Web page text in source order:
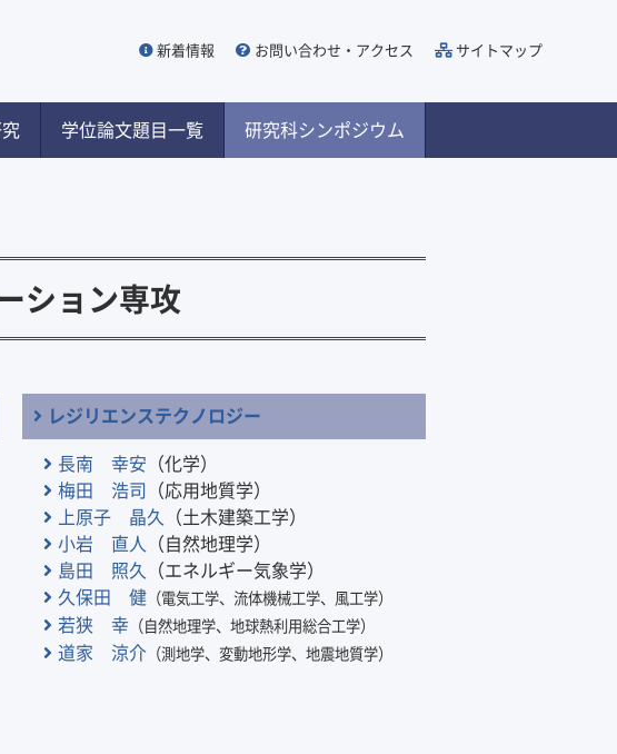
新着情報 お問い合わせ・アクセス サイトマップ
学位論文題目一覧 研究科シンポジウム
ション専攻
レジリエンステクノロジー
長南 幸安 （化学）
梅田 浩司
（応用地質学）
上原子 晶久
（土木建築工学）
小岩 直人
（自然地理学）
島田 照久
（エネルギー気象学）
久保田 健 （電気工学、流体機械工学、風工学）
若狭 幸 （自然地理学、地球熱利用総合工学）
道家 涼介 （測地学、変動地形学、地震地質学）